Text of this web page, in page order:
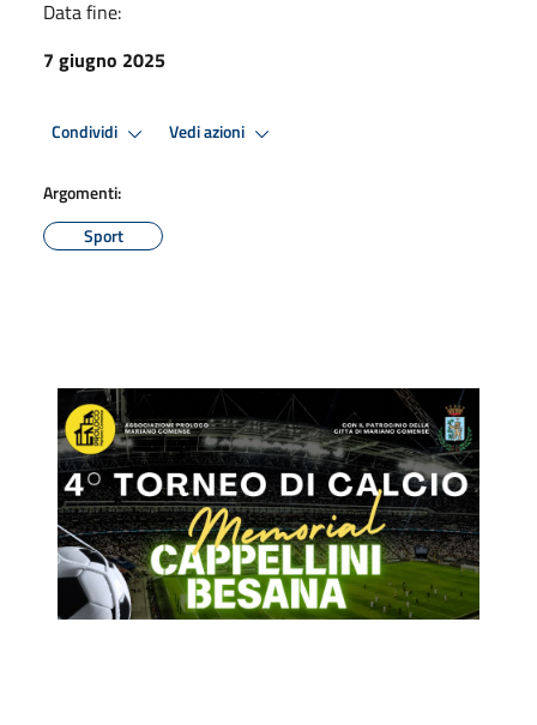
Data fine:
7 giugno 2025
Condividi Vedi azioni
Argomenti:
Sport